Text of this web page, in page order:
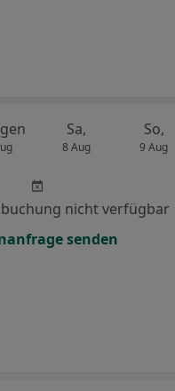
Sa,
8 Aug
So,
9 Aug
nicht verfügbar
senden